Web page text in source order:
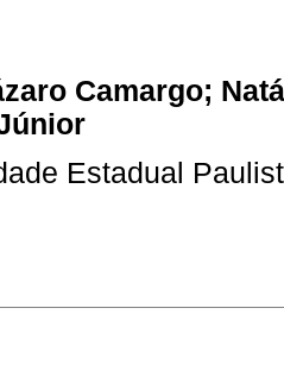
Camargo;
Estadual